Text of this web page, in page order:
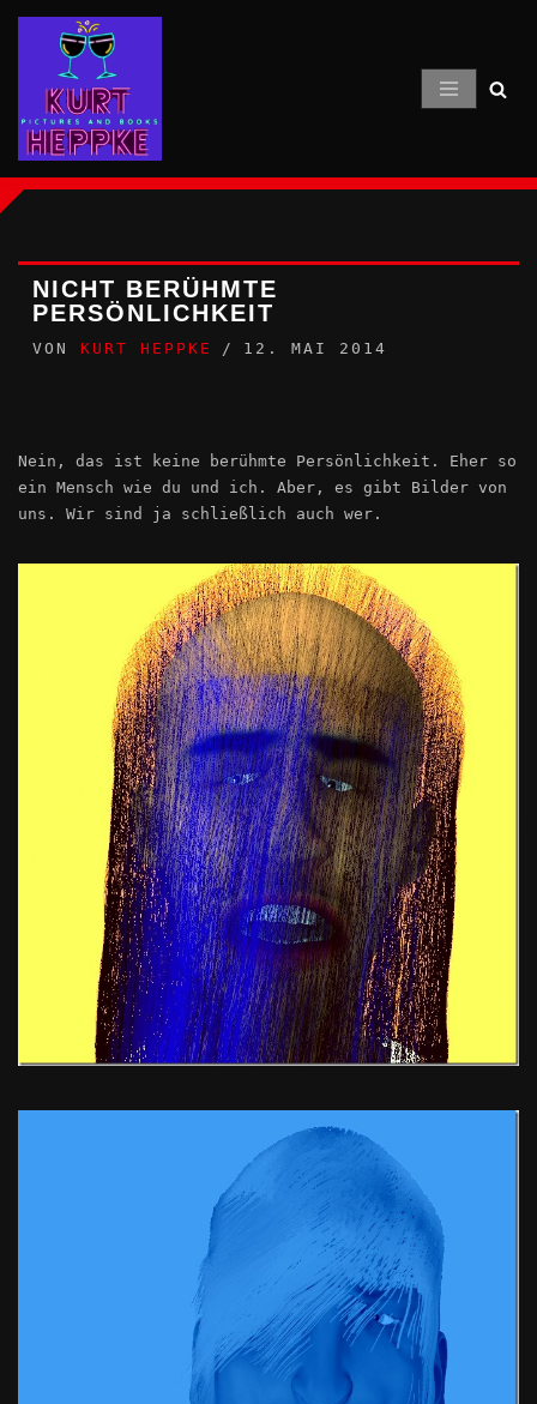
Inhalt
springen
NICHT BERÜHMTE
PERSÖNLICHKEIT
VON KURT HEPPKE 12. MAI 2014
Nein, das ist keine berühmte Persönlichkeit. Eher so
ein Mensch wie du und ich. Aber, es gibt Bilder von
uns. Wir sind ja schließlich auch wer.